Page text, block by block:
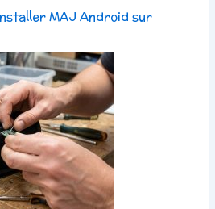
MAJ Android sur